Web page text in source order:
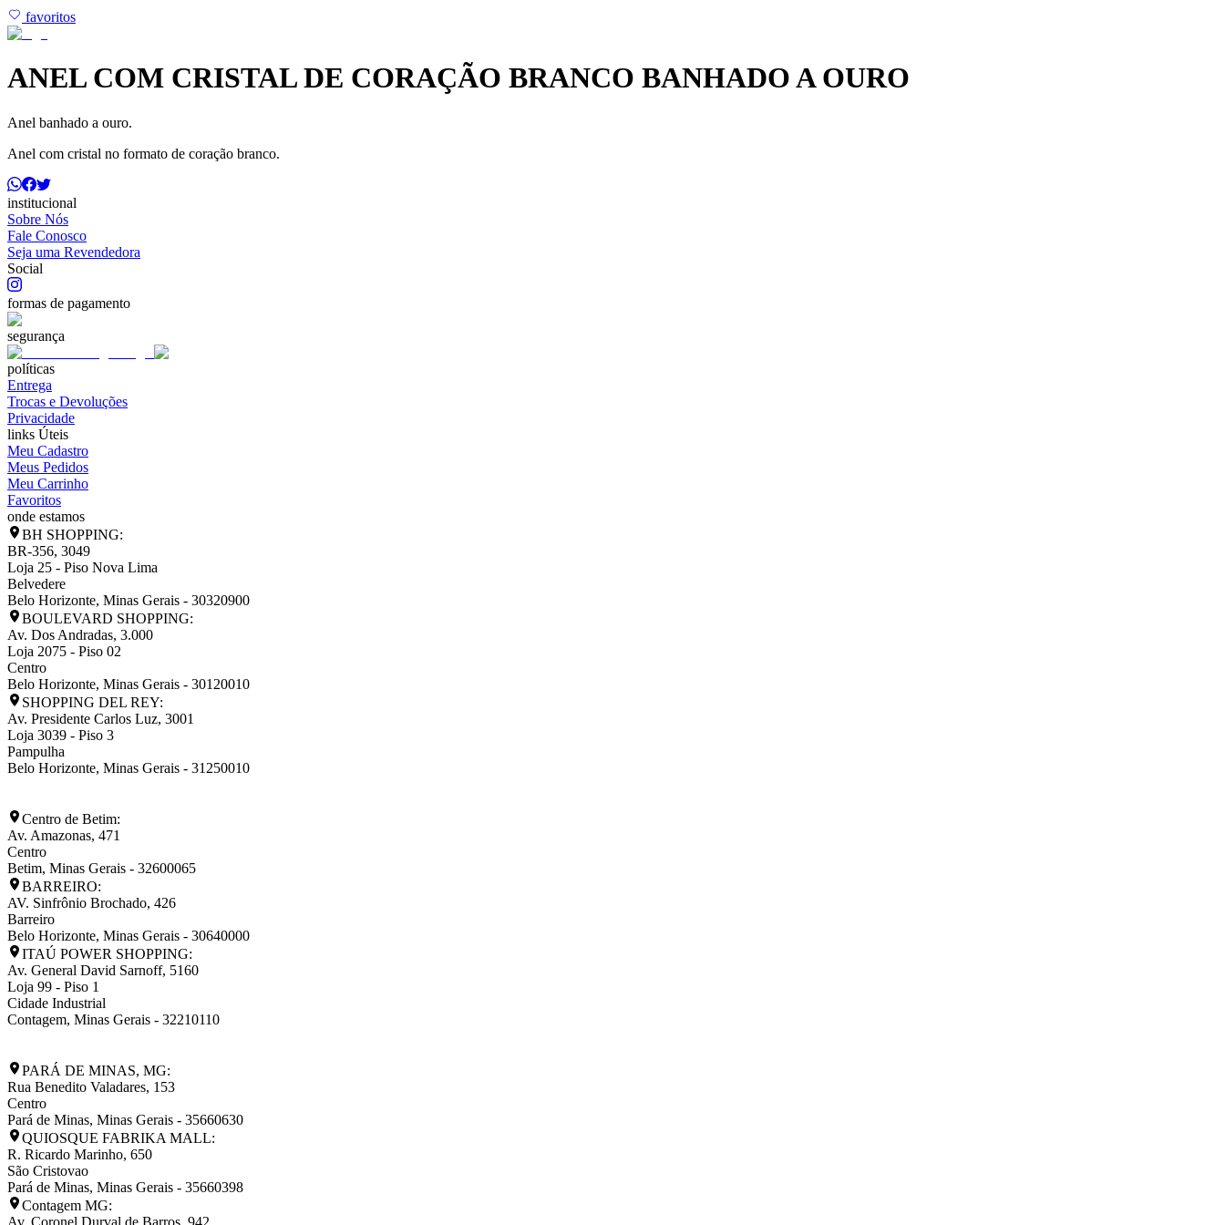
favoritos
ANEL COM CRISTAL DE CORAÇÃO BRANCO BANHADO A OURO
Anel banhado a ouro.
Anel com cristal no formato de coração branco.
institucional
Sobre Nós
Fale Conosco
Seja uma Revendedora
Social
formas de pagamento
segurança
políticas
Entrega
Trocas e Devoluções
Privacidade
links Úteis
Meu Cadastro
Meus Pedidos
Meu Carrinho
Favoritos
onde estamos
BH SHOPPING:
BR-356, 3049
Loja 25 - Piso Nova Lima
Belvedere
Belo Horizonte, Minas Gerais - 30320900
BOULEVARD SHOPPING:
Av. Dos Andradas, 3.000
Loja 2075 - Piso 02
Centro
Belo Horizonte, Minas Gerais - 30120010
SHOPPING DEL REY:
Av. Presidente Carlos Luz, 3001
Loja 3039 - Piso 3
Pampulha
Belo Horizonte, Minas Gerais - 31250010
Centro de Betim:
Av. Amazonas, 471
Centro
Betim, Minas Gerais - 32600065
BARREIRO:
AV. Sinfrônio Brochado, 426
Barreiro
Belo Horizonte, Minas Gerais - 30640000
ITAÚ POWER SHOPPING:
Av. General David Sarnoff, 5160
Loja 99 - Piso 1
Cidade Industrial
Contagem, Minas Gerais - 32210110
PARÁ DE MINAS, MG:
Rua Benedito Valadares, 153
Centro
Pará de Minas, Minas Gerais - 35660630
QUIOSQUE FABRIKA MALL:
R. Ricardo Marinho, 650
São Cristovao
Pará de Minas, Minas Gerais - 35660398
Contagem MG:
Av. Coronel Durval de Barros, 942